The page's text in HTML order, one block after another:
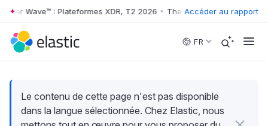
Skip to main content
Wave™ : Plateformes XDR, T2 2026 • The Forrester Wave™ :
Accéder au rapport
FR
Le contenu de cette page n'est pas disponible
dans la langue sélectionnée. Chez Elastic, nous